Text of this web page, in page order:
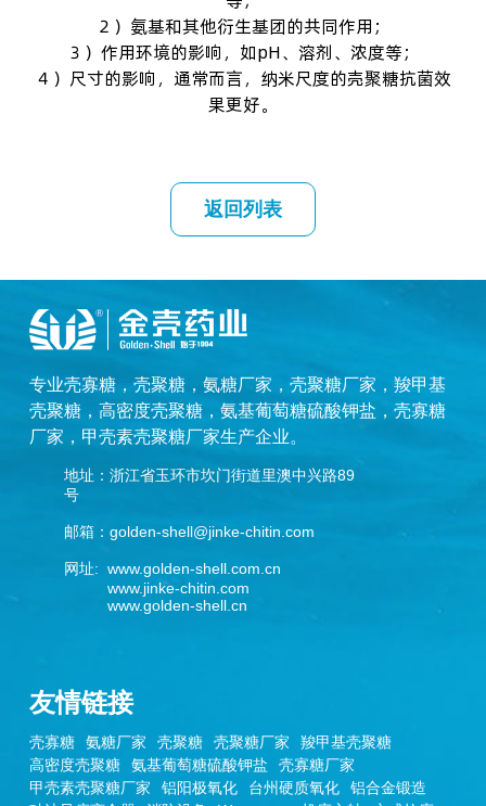
２）氨基和其他衍生基团的共同作用；
３）作用环境的影响，如pH、溶剂、浓度等；
４）尺寸的影响，通常而言，纳米尺度的壳聚糖抗菌效
果更好。
返回列表
专业壳寡糖， 壳聚糖， 氨糖厂家 ， 壳聚糖厂家 ， 羧甲基
壳聚糖， 高密度壳聚糖， 氨基葡萄糖硫酸钾盐 ， 壳寡糖
厂家 ， 甲壳素壳聚糖厂家生产企业。
地址：浙江省玉环市坎门街道里澳中兴路89
号
邮箱：golden-shell@jinke-chitin.com
网址: www.golden-shell.com.cn
www.jinke-chitin.com
www.golden-shell.cn
友情链接
壳寡糖 氨糖厂家 壳聚糖 壳聚糖厂家
羧甲基壳聚糖
高密度壳聚糖
氨基葡萄糖硫酸钾盐
壳寡糖厂家
甲壳素壳聚糖厂家
铝阳极氧化 台州硬质氧化
铝合金锻造